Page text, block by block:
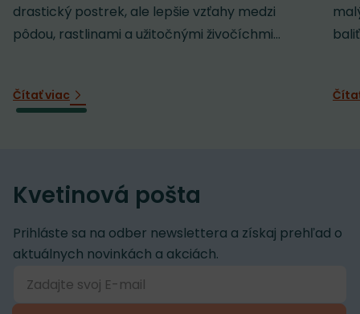
drastický postrek, ale lepšie vzťahy medzi
pôdou, rastlinami a užitočnými živočíchmi...
Čítať viac
Kvetinová pošta
Prihláste sa na odber newslettera a získaj prehľad o
aktuálnych novinkách a akciách.